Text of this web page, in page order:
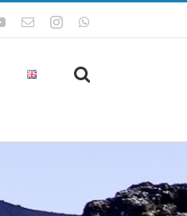
YouTube
CorreoInstagram